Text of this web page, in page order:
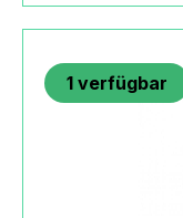
1 verfügbar